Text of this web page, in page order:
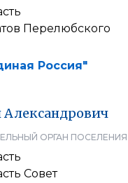
Перелюбского
Россия"
Александрович
ОРГАН ПОСЕЛЕНИЯ
Совет